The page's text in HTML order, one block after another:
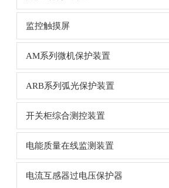
监控触摸屏
AM系列微机保护装置
ARB系列弧光保护装置
开关柜综合测控装置
电能质量在线监测装置
电流互感器过电压保护器